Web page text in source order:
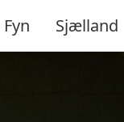
Fyn Sjælland